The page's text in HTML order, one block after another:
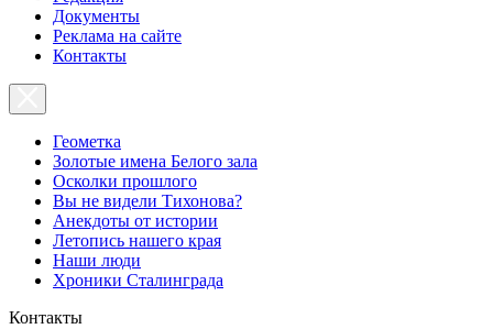
Документы
Реклама на сайте
Контакты
Геометка
Золотые имена Белого зала
Осколки прошлого
Вы не видели Тихонова?
Анекдоты от истории
Летопись нашего края
Наши люди
Хроники Сталинграда
Контакты